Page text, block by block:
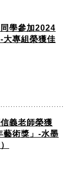
學參加2024
大專組榮獲佳
義老師榮獲
藝術獎」-水墨